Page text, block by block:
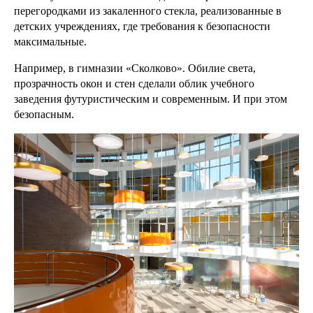
перегородками из закаленного стекла, реализованные в
детских учреждениях, где требования к безопасности
максимальные.
Например, в гимназии «Сколково». Обилие света,
прозрачность окон и стен сделали облик учебного
заведения футуристическим и современным. И при этом
безопасным.